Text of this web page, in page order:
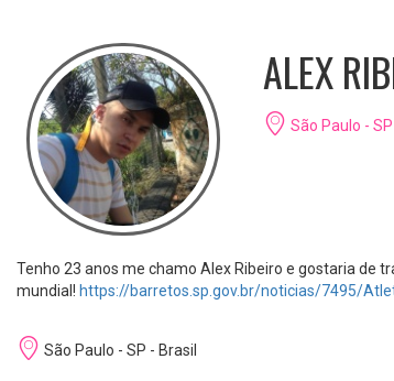
ALEX
São Paulo - SP
Tenho 23 anos me chamo Alex Ribeiro e gostaria de
mundial! https://barretos.sp.gov.br/noticias/7495/
São Paulo - SP - Brasil